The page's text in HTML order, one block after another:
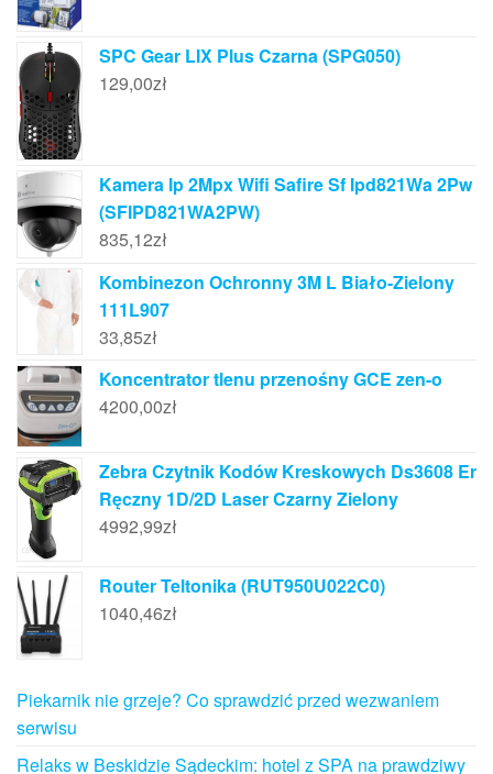
SPC Gear LIX Plus Czarna (SPG050)
129,00zł
Kamera Ip 2Mpx Wifi Safire Sf Ipd821Wa 2Pw
(SFIPD821WA2PW)
835,12zł
Kombinezon Ochronny 3M L Biało-Zielony
111L907
33,85zł
Koncentrator tlenu przenośny GCE zen-o
4200,00zł
Zebra Czytnik Kodów Kreskowych Ds3608 Er
Ręczny 1D/2D Laser Czarny Zielony
4992,99zł
Router Teltonika (RUT950U022C0)
1040,46zł
Piekarnik nie grzeje? Co sprawdzić przed wezwaniem
serwisu
Relaks w Beskidzie Sądeckim: hotel z SPA na prawdziwy